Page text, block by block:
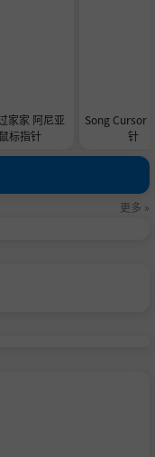
家家 阿尼亚
鼠标指针
Song Cursor
针
更多 »